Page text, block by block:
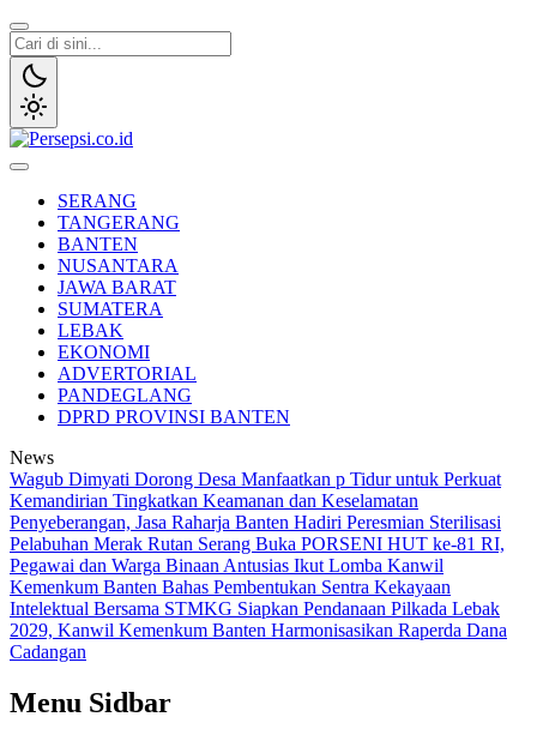
Lewati
ke
konten
SERANG
TANGERANG
BANTEN
NUSANTARA
JAWA BARAT
SUMATERA
LEBAK
EKONOMI
ADVERTORIAL
PANDEGLANG
DPRD PROVINSI BANTEN
News
Wagub Dimyati Dorong Desa Manfaatkan p Tidur untuk Perkuat
Kemandirian Tingkatkan Keamanan dan Keselamatan
Penyeberangan, Jasa Raharja Banten Hadiri Peresmian Sterilisasi
Pelabuhan Merak Rutan Serang Buka PORSENI HUT ke-81 RI,
Pegawai dan Warga Binaan Antusias Ikut Lomba Kanwil
Kemenkum Banten Bahas Pembentukan Sentra Kekayaan
Intelektual Bersama STMKG Siapkan Pendanaan Pilkada Lebak
2029, Kanwil Kemenkum Banten Harmonisasikan Raperda Dana
Cadangan
Menu Sidbar